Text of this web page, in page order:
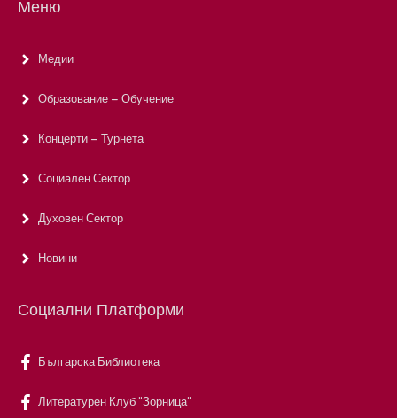
Меню
Медии
Образование – Обучение
Концерти – Турнета
Социален Сектор
Духовен Сектор
Новини
Социални Платформи
Българска Библиотека
Литературен Клуб "Зорница"